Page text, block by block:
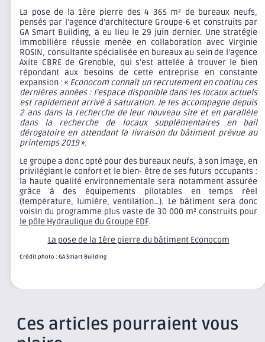
La pose de la 1ère pierre des 4 365 m² de bureaux neufs,
pensés par l’agence d’architecture Groupe-6 et construits par
GA Smart Building, a eu lieu le 29 juin dernier. Une stratégie
immobilière réussie menée en collaboration avec Virginie
ROSIN, consultante spécialisée en bureaux au sein de l’agence
Axite CBRE de Grenoble, qui s’est attelée à trouver le bien
répondant aux besoins de cette entreprise en constante
expansion : « Econocom connaît un recrutement en continu ces
dernières années : l’espace disponible dans les locaux actuels
est rapidement arrivé à saturation. Je les accompagne depuis
2 ans dans la recherche de leur nouveau site et en parallèle
dans la recherche de locaux supplémentaires en bail
dérogatoire en attendant la livraison du bâtiment prévue au
printemps 2019».
Le groupe a donc opté pour des bureaux neufs, à son image, en
privilégiant le confort et le bien- être de ses futurs occupants :
la haute qualité environnementale sera notamment assurée
grâce à des équipements pilotables en temps réel
(température, lumière, ventilation…). Le bâtiment sera donc
voisin du programme plus vaste de 30 000 m² construits pour
le pôle Hydraulique du Groupe EDF.
La pose de la 1ère pierre du bâtiment Econocom
Crédit photo : GA Smart Building
Ces articles pourraient vous